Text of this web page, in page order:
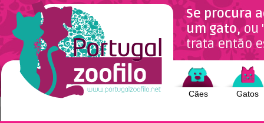
Se procura
um gato,ou
trata então
Cães Gatos